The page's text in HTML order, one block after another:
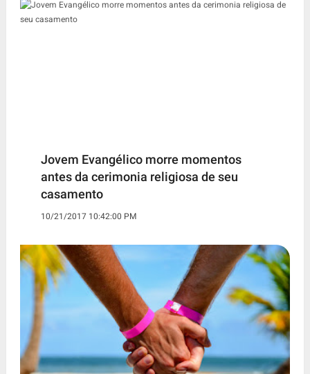
Jovem Evangélico morre momentos
antes da cerimonia religiosa de seu
casamento
10/21/2017 10:42:00 PM